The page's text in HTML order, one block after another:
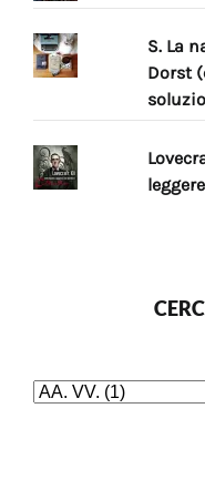
S. La
Dorst